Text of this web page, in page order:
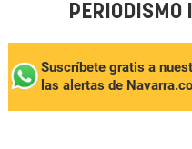
PERIODISMO
Suscríbete gratis a
las alertas de